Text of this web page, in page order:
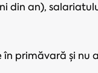
din an),
primăvară și nu